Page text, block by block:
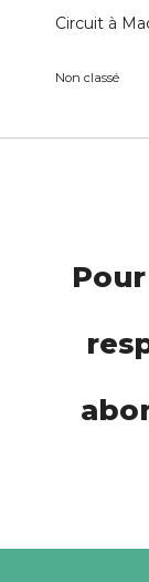
Circuit à
Non classé